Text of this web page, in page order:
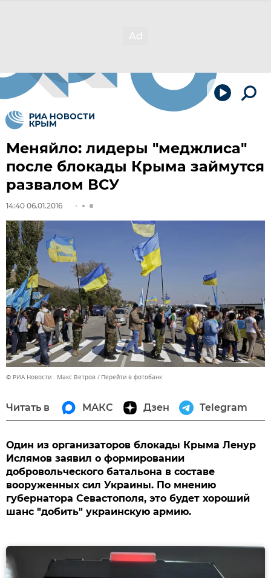
Меняйло: лидеры "меджлиса"
после блокады Крыма займутся
развалом ВСУ
14:40 06.01.2016
© РИА Новости . Макс Ветров Перейти в фотобанк
Читать в МАКС Дзен Telegram
Один из организаторов блокады Крыма Ленур
Ислямов заявил о формировании
добровольческого батальона в составе
вооруженных сил Украины. По мнению
губернатора Севастополя, это будет хороший
шанс "добить" украинскую армию.